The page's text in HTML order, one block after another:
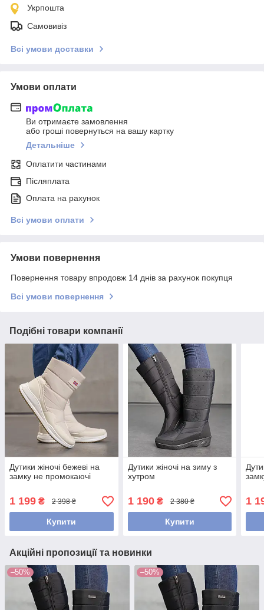
Укрпошта
Самовивіз
Всі умови доставки
Умови оплати
Ви отримаєте замовлення
або гроші повернуться на вашу картку
Детальніше
Оплатити частинами
Післяплата
Оплата на рахунок
Всі умови оплати
Умови повернення
Повернення товару впродовж 14 днів за рахунок покупця
Всі умови повернення
Подібні товари компанії
Дутики жіночі бежеві на
замку не промокаючі
1 199 ₴ 2 398 ₴
Купити
Дутики жіночі на зиму з
хутром
1 190₴ 2 380 ₴
Купити
1
Акційні пропозиції та новинки
–50% –50%